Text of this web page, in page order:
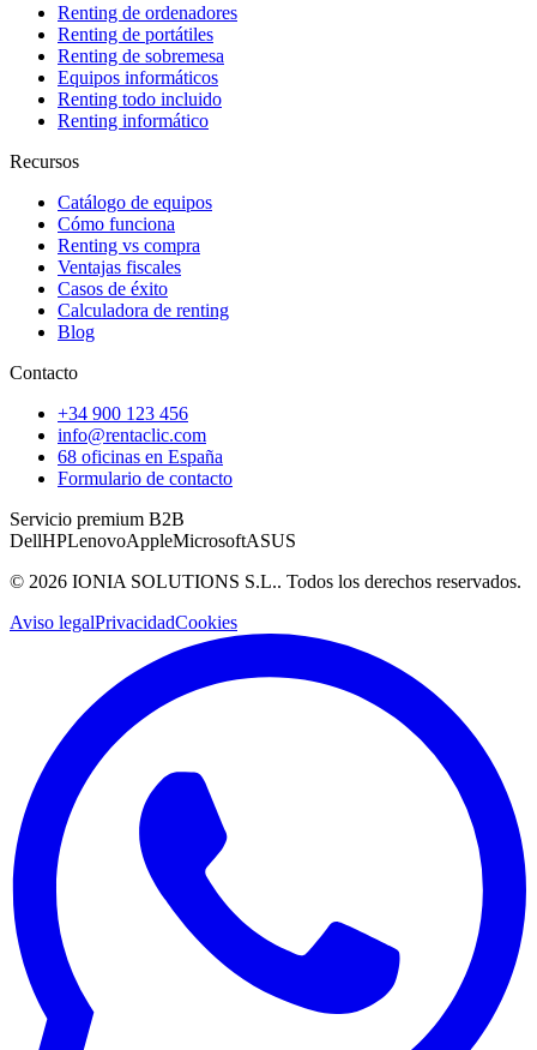
Renting de ordenadores
Renting de portátiles
Renting de sobremesa
Equipos informáticos
Renting todo incluido
Renting informático
Recursos
Catálogo de equipos
Cómo funciona
Renting vs compra
Ventajas fiscales
Casos de éxito
Calculadora de renting
Blog
Contacto
+34 900 123 456
info@rentaclic.com
68 oficinas en España
Formulario de contacto
Servicio premium B2B
DellHPLenovoAppleMicrosoftASUS
© 2026 IONIA SOLUTIONS S.L.. Todos los derechos reservados.
Aviso legalPrivacidadCookies